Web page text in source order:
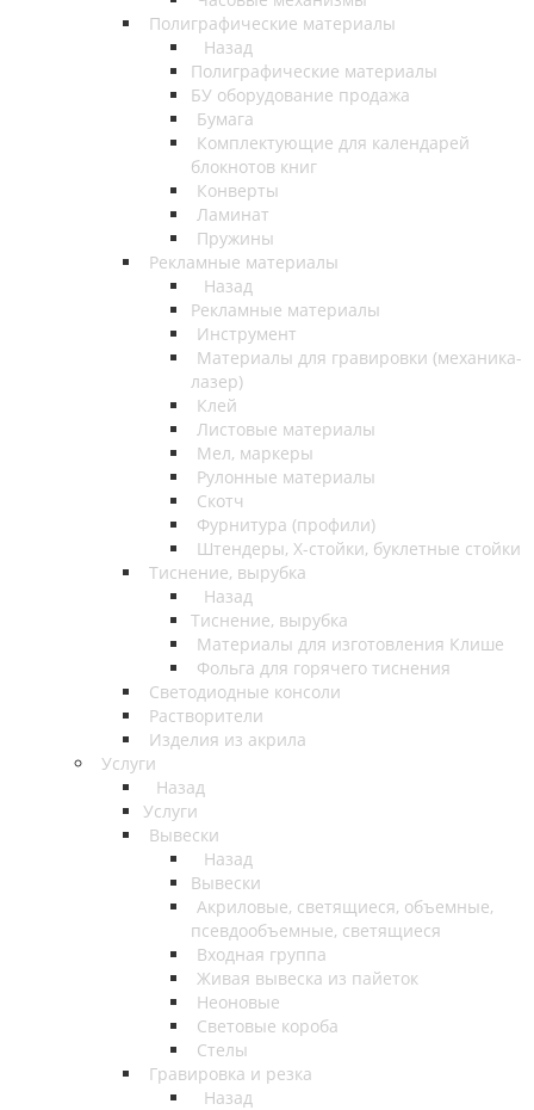
Полиграфические материалы
Назад
Полиграфические материалы
БУ оборудование продажа
Бумага
Комплектующие для календарей
блокнотов книг
Конверты
Ламинат
Пружины
Рекламные материалы
Назад
Рекламные материалы
Инструмент
Материалы для гравировки (механика-
лазер)
Клей
Листовые материалы
Мел, маркеры
Рулонные материалы
Скотч
Фурнитура (профили)
Штендеры, Х-стойки, буклетные стойки
Тиснение, вырубка
Назад
Тиснение, вырубка
Материалы для изготовления Клише
Фольга для горячего тиснения
Светодиодные консоли
Растворители
Изделия из акрила
Услуги
Назад
Услуги
Вывески
Назад
Вывески
Акриловые, светящиеся, объемные,
псевдообъемные, светящиеся
Входная группа
Живая вывеска из пайеток
Неоновые
Световые короба
Стелы
Гравировка и резка
Назад